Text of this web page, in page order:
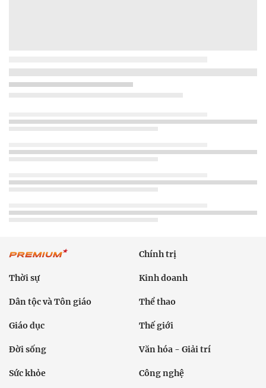
Chính trị
Thời sự Kinh doanh
Dân tộc và Tôn giáo Thể thao
Giáo dục Thế giới
Đời sống Văn hóa - Giải trí
Sức khỏe Công nghệ